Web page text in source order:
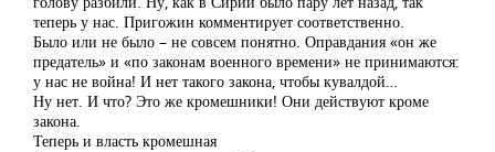
теперь у нас. Пригожин комментирует соответственно.
Было или не было – не совсем понятно. Оправдания «он же
предатель» и «по законам военного времени» не принимаются:
у нас не война! И нет такого закона, чтобы кувалдой…
Ну нет. И что? Это же кромешники! Они действуют кроме
закона.
Теперь и власть кромешная